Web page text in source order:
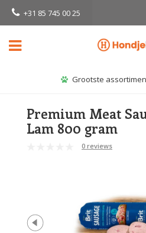
+31 85 745 00 25
Grootste
Premium Meat
Lam 800 gram
0 reviews